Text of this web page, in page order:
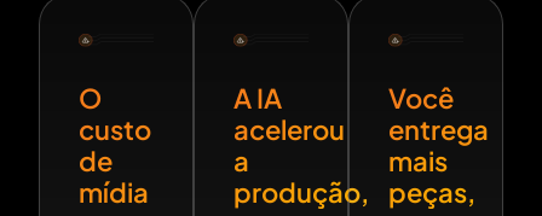
O
custo
de
mídia
A IA
acelerou
a
produção,
Você
entrega
mais
peças,